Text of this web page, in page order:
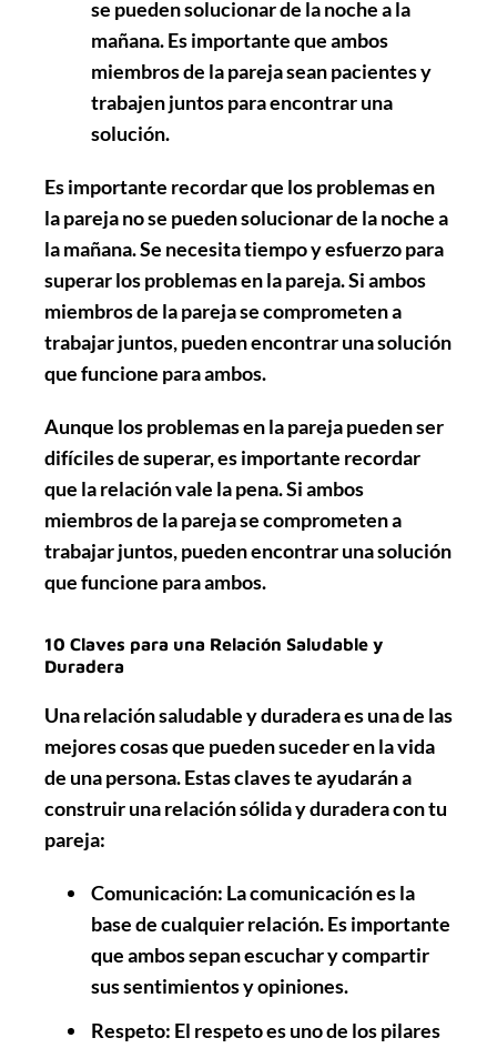
se pueden solucionar de la noche a la
mañana. Es importante que ambos
miembros de la pareja sean pacientes y
trabajen juntos para encontrar una
solución.
Es importante recordar que los problemas en
la pareja no se pueden solucionar de la noche a
la mañana. Se necesita tiempo y esfuerzo para
superar los problemas en la pareja. Si ambos
miembros de la pareja se comprometen a
trabajar juntos, pueden encontrar una solución
que funcione para ambos.
Aunque los problemas en la pareja pueden ser
difíciles de superar, es importante recordar
que la relación vale la pena. Si ambos
miembros de la pareja se comprometen a
trabajar juntos, pueden encontrar una solución
que funcione para ambos.
10 Claves para una Relación Saludable y
Duradera
Una relación saludable y duradera es una de las
mejores cosas que pueden suceder en la vida
de una persona. Estas claves te ayudarán a
construir una relación sólida y duradera con tu
pareja:
Comunicación: La comunicación es la
base de cualquier relación. Es importante
que ambos sepan escuchar y compartir
sus sentimientos y opiniones.
Respeto: El respeto es uno de los pilares